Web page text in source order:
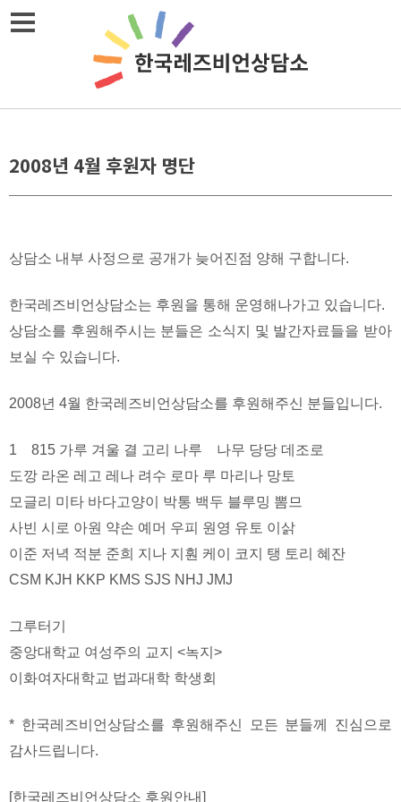
Skip
2008년 4월 후원자 명단
상담소 내부 사정으로 공개가 늦어진점 양해 구합니다.
한국레즈비언상담소는 후원을 통해 운영해나가고 있습니다.
상담소를 후원해주시는 분들은 소식지 및 발간자료들을 받아
보실 수 있습니다.
2008년 4월 한국레즈비언상담소를 후원해주신 분들입니다.
1 815 가루 겨울 결 고리 나루 나무 당당 데조로
도깡 라온 레고 레나 려수 로마 루 마리나 망토
모글리 미타 바다고양이 박통 백두 블루밍 뽐므
사빈 시로 아원 약손 예머 우피 원영 유토 이삵
이준 저녁 적분 준희 지나 지훤 케이 코지 탱 토리 혜잔
CSM KJH KKP KMS SJS NHJ JMJ
그루터기
중앙대학교 여성주의 교지 <녹지>
이화여자대학교 법과대학 학생회
* 한국레즈비언상담소를 후원해주신 모든 분들께 진심으로
감사드립니다.
[한국레즈비언상담소 후원안내]